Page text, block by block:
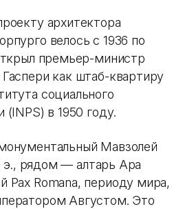
архитектора
велось с 1936 по
премьер-министр
как штаб-квартиру
социального
(INPS) в 1950 году.
Мавзолей
э., рядом — алтарь Ара
Pax Romana, периоду мира,
Августом. Это